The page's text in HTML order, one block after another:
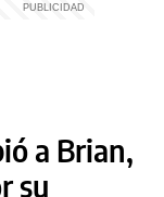
a Brian,
su